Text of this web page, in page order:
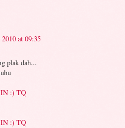
2010 at 09:35
plak dah...
:) TQ
:) TQ